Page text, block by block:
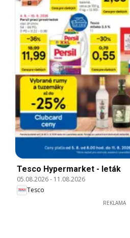
Tesco Hypermarket - leták
05.08.2026- 11.08.2026
Tesco
REKLAMA